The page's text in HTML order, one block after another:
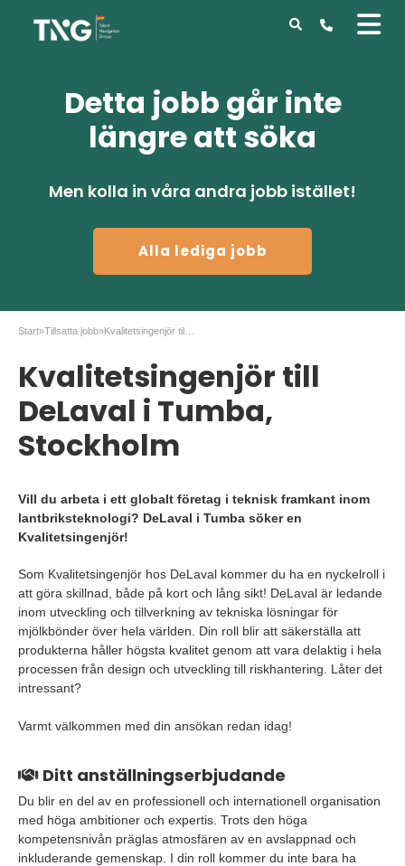
Detta jobb går inte
längre att söka
Men kolla in våra andra jobb istället!
Alla lediga jobb
Start»Tillsatta jobb»
Kvalitetsingenjör till
DeLaval i Tumba,
Stockholm
Vill du arbeta i ett globalt företag i teknisk framkant inom
lantbriksteknologi? DeLaval i Tumba söker en
Kvalitetsingenjör!
Som Kvalitetsingenjör hos DeLaval kommer du ha en nyckelroll i
att göra skillnad, både på kort och lång sikt! DeLaval är ledande
inom utveckling och tillverkning av tekniska lösningar för
mjölkbönder över hela världen. Din roll blir att säkerställa att
produkterna håller högsta kvalitet genom att vara delaktig i hela
processen från design och utveckling till riskhantering. Låter det
intressant?
Varmt välkommen med din ansökan redan idag!
Ditt anställningserbjudande
Du blir en del av en professionell och internationell organisation
med höga ambitioner och expertis. Trots den höga
kompetensnivån präglas atmosfären av en avslappnad och
inkluderande gemenskap. I din roll kommer du inte bara ha